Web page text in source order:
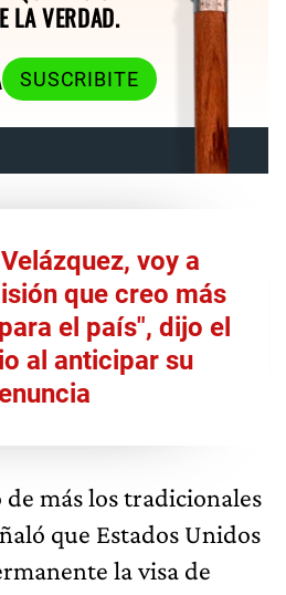
LA VERDAD.
SUSCRIBITE
voy a
que creo más
el país", dijo el
al anticipar su
más los tradicionales
que Estados Unidos
la visa de